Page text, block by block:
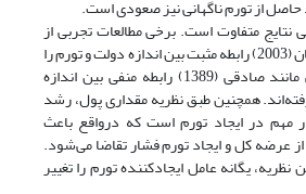
از تورم ناگهانی نیز صعودی است.
نتایج متفاوت است. برخی مطالعات تجربی از
جمله مطالعه بکر و مولیگان (2003) رابطه مثبت بین اندازه دولت و تورم را
نتیجه گرفته‌اند و برخی مانند صادقی (1389) رابطه منفی بین اندازه
همچنین طبق نظریه مقداری پول، رشد
مهم در ایجاد تورم است که درواقع باعث
عرضه کل و ایجاد تورم فشار تقاضا می‌شود.
نظریه، یگانه عامل ایجادکننده تورم را تغییر